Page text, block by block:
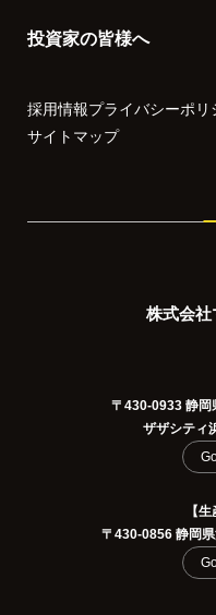
投資家の皆様へ
採用情報プライバシーポリ
サイトマップ
株式会社
〒430-0933 静岡
ザザシティ
【
〒430-0856 静岡